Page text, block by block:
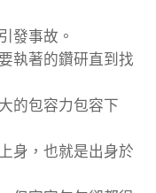
發事故。
執著的鑽研直到找
的包容力包容下
身，也就是出身於